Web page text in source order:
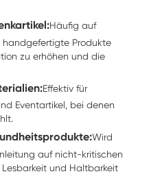
Häufig auf
handgefertigte Produkte
zu erhöhen und die
Effektiv für
Eventartikel, bei denen
Wird
auf nicht-kritischen
und Haltbarkeit